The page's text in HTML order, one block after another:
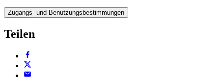
Zugangs- und Benutzungsbestimmungen
Teilen